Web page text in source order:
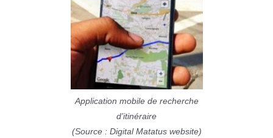
Application mobile de recherche
d’itinéraire
(Source : Digital Matatus website)